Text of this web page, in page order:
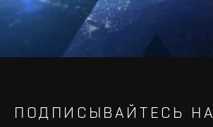
ПОДПИСЫВАЙТЕСЬ НА